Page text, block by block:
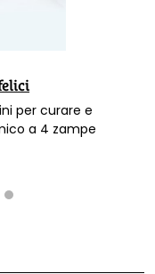
per curare e
amico a 4 zampe